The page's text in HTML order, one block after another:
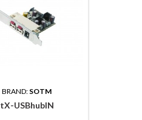
BRAND: SOTM
tX-USBhubIN